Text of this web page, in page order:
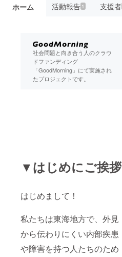
ホーム 活動報告1 支援者
社会問題と向き合う人のクラウ
ドファンディング
「GoodMorning」にて実施され
たプロジェクトです。
▼はじめにご挨拶
はじめまして！
私たちは東海地方で、外見
から伝わりにくい内部疾患
や障害を持つ人たちのため